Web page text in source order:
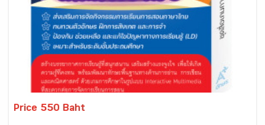
Price 550 Baht